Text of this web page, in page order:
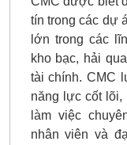
tín trong các dự
lớn trong các
kho bạc, hải
tài chính. CMC
năng lực cốt
làm việc
nhân viên và